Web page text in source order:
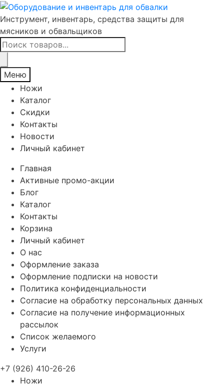
Инструмент, инвентарь, средства защиты для
мясников и обвальщиков
Поиск
товаров
Меню
Ножи
Каталог
Скидки
Контакты
Новости
Личный кабинет
Главная
Активные промо-акции
Блог
Каталог
Контакты
Корзина
Личный кабинет
О нас
Оформление заказа
Оформление подписки на новости
Политика конфиденциальности
Согласие на обработку персональных данных
Согласие на получение информационных
рассылок
Список желаемого
Услуги
+7 (926) 410-26-26
Ножи